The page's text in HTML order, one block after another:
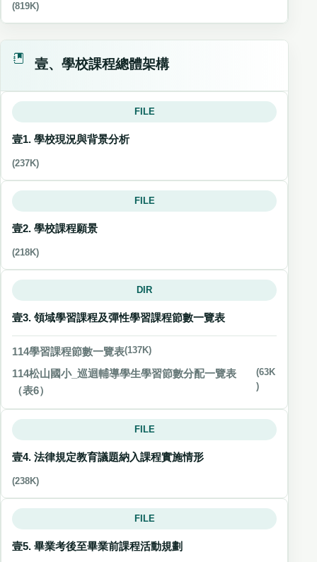
(819K)
壹、學校課程總體架構
FILE
壹1. 學校現況與背景分析
(237K)
FILE
壹2. 學校課程願景
(218K)
DIR
壹3. 領域學習課程及彈性學習課程節數一覽表
114學習課程節數一覽表(137K)
114松山國小_巡迴輔導學生學習節數分配一覽表
（表6）
(63K
)
FILE
壹4. 法律規定教育議題納入課程實施情形
(238K)
FILE
壹5. 畢業考後至畢業前課程活動規劃